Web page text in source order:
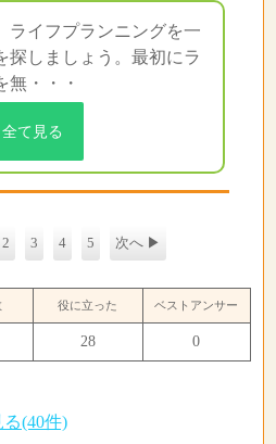
ライフプランニングを一
探しましょう。最初にラ
無・・・
全て見る
2 3 4 5 次へ ▶
役に立った ベストアンサー
28 0
(40件)